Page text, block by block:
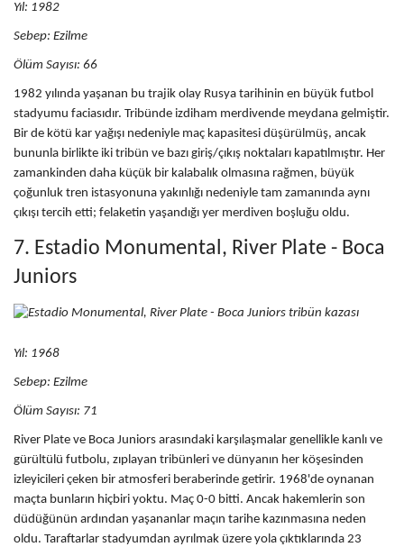
Yıl: 1982
Sebep: Ezilme
Ölüm Sayısı: 66
1982 yılında yaşanan bu trajik olay Rusya tarihinin en büyük futbol
stadyumu faciasıdır. Tribünde izdiham merdivende meydana gelmiştir.
Bir de kötü kar yağışı nedeniyle maç kapasitesi düşürülmüş, ancak
bununla birlikte iki tribün ve bazı giriş/çıkış noktaları kapatılmıştır. Her
zamankinden daha küçük bir kalabalık olmasına rağmen, büyük
çoğunluk tren istasyonuna yakınlığı nedeniyle tam zamanında aynı
çıkışı tercih etti; felaketin yaşandığı yer merdiven boşluğu oldu.
7. Estadio Monumental, River Plate - Boca
Juniors
Yıl: 1968
Sebep: Ezilme
Ölüm Sayısı: 71
River Plate ve Boca Juniors arasındaki karşılaşmalar genellikle kanlı ve
gürültülü futbolu, zıplayan tribünleri ve dünyanın her köşesinden
izleyicileri çeken bir atmosferi beraberinde getirir. 1968'de oynanan
maçta bunların hiçbiri yoktu. Maç 0-0 bitti. Ancak hakemlerin son
düdüğünün ardından yaşananlar maçın tarihe kazınmasına neden
oldu. Taraftarlar stadyumdan ayrılmak üzere yola çıktıklarında 23